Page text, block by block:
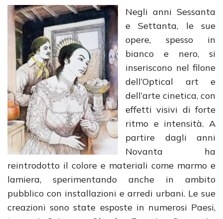
Negli anni Sessanta
e Settanta, le sue
opere, spesso in
bianco e nero, si
inseriscono nel filone
dell’Optical art e
dell’arte cinetica, con
effetti visivi di forte
ritmo e intensità. A
partire dagli anni
Novanta ha
reintrodotto il colore e materiali come marmo e
lamiera, sperimentando anche in ambito
pubblico con installazioni e arredi urbani. Le sue
creazioni sono state esposte in numerosi Paesi,